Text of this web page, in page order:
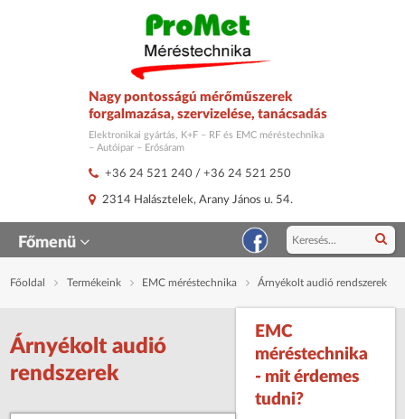
Nagy pontosságú mérőműszerek
forgalmazása, szervizelése, tanácsadás
Elektronikai gyártás, K+F – RF és EMC méréstechnika
– Autóipar – Erősáram
+36 24 521 240 /+36 24 521 250
2314 Halásztelek, Arany János u. 54.
Főmenü
Főoldal Termékeink EMC méréstechnika Árnyékolt audió rendszerek
Árnyékolt audió
rendszerek
EMC
méréstechnika
- mit érdemes
tudni?